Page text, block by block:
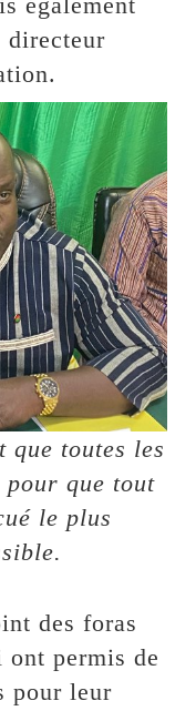
directeur
que toutes les
que tout
le plus
des foras
permis de
pour leur